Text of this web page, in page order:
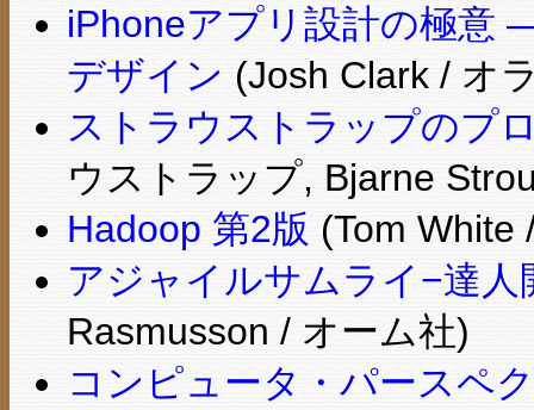
iPhoneアプリ設計の極意
デザイン (Josh Clark / オ
ストラウストラップのプ
ウストラップ, Bjarne
Hadoop 第2版 (Tom
アジャイルサムライ−達人
Rasmusson / オーム社)
コンピュータ・パースペ